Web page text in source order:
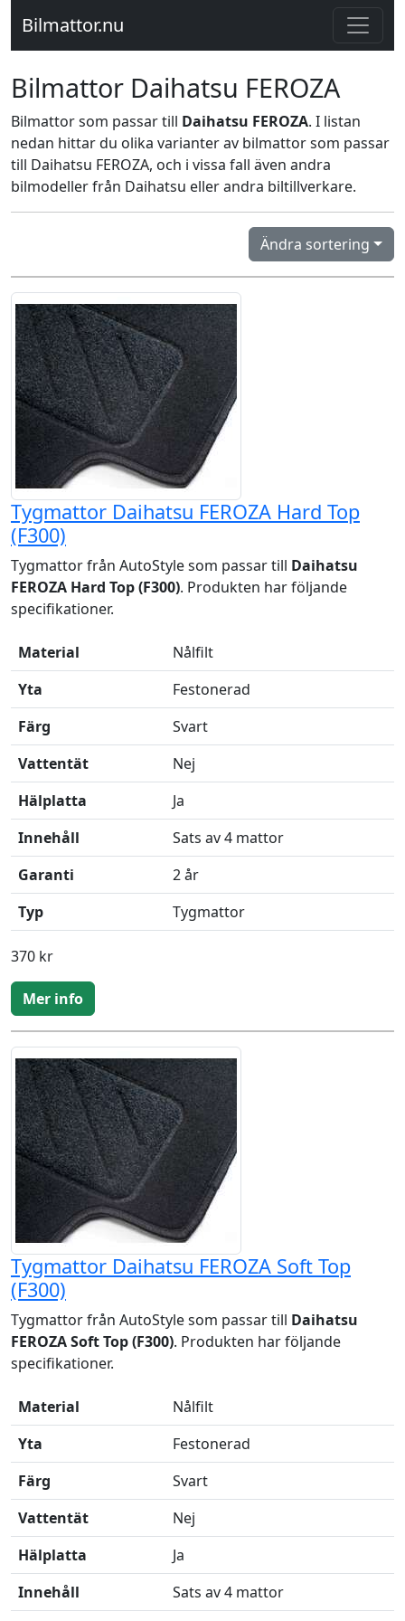
Bilmattor.nu
Bilmattor Daihatsu FEROZA
Bilmattor som passar till Daihatsu FEROZA. I listan
nedan hittar du olika varianter av bilmattor som passar
till Daihatsu FEROZA, och i vissa fall även andra
bilmodeller från Daihatsu eller andra biltillverkare.
Ändra sortering
Tygmattor Daihatsu FEROZA Hard Top
(F300)
Tygmattor från AutoStyle som passar till Daihatsu
FEROZA Hard Top (F300). Produkten har följande
specifikationer.
Material
Nålfilt
Yta
Festonerad
Färg
Svart
Vattentät
Nej
Hälplatta
Ja
Innehåll
Sats av 4 mattor
Garanti
2 år
Typ
Tygmattor
370 kr
Mer info
Tygmattor Daihatsu FEROZA Soft Top
(F300)
Tygmattor från AutoStyle som passar till Daihatsu
FEROZA Soft Top (F300). Produkten har följande
specifikationer.
Material
Nålfilt
Yta
Festonerad
Färg
Svart
Vattentät
Nej
Hälplatta
Ja
Innehåll
Sats av 4 mattor